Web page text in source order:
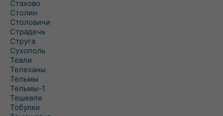
Стахово
Столин
Столовичи
Страдечь
Струга
Сухополь
Тевли
Телеханы
Тельмы
Тельмы-1
Тешевле
Тобулки